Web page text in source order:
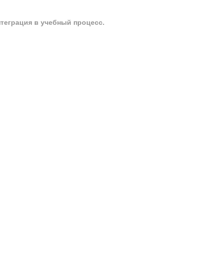
в учебный процесс.